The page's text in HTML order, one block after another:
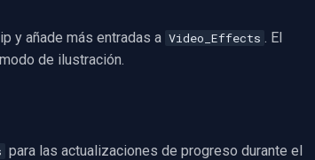
y añade más entradas a Video_Effects . El
de ilustración.
para las actualizaciones de progreso durante el